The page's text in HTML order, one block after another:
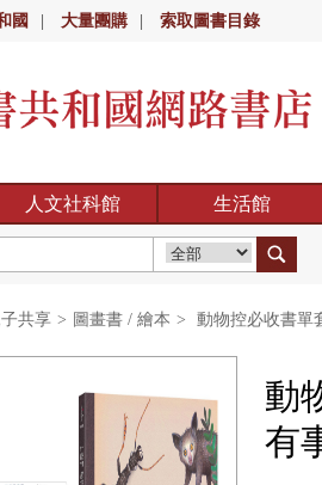
國 大量團購 索取圖書目錄
人文社科館 生活館
共享 > 圖畫書 / 繪本 > 動物控必收書單
動
有